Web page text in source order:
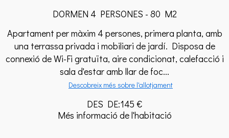
DORMEN 4 PERSONES - 80 M2
Apartament per màxim 4 persones, primera planta, amb
una terrassa privada i mobiliari de jardí. Disposa de
connexió de Wi-Fi gratuïta, aire condicionat, calefacció i
sala d'estar amb llar de foc...
Descobreix més sobre l'allotjament
DES DE:145 €
Més informació de l'habitació